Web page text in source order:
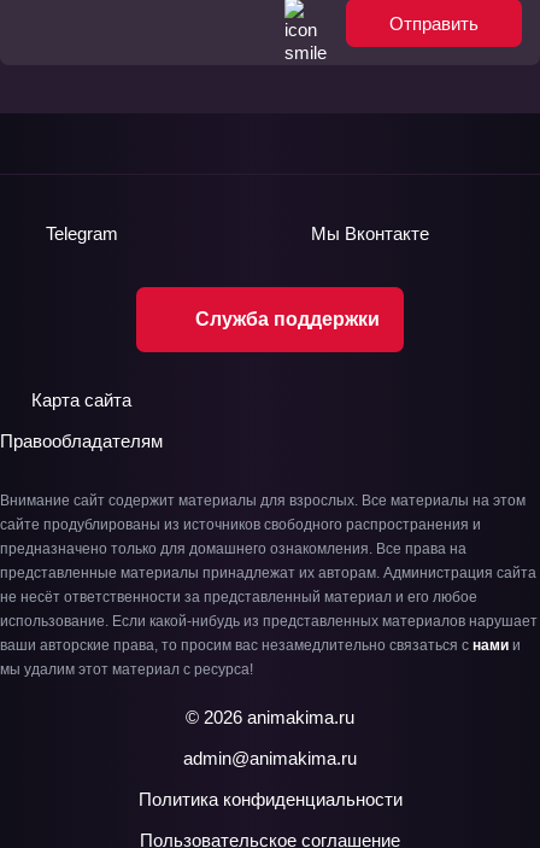
Отправить
Служба поддержки
Telegram Мы Вконтакте
Карта сайта
Правообладателям
Внимание сайт содержит материалы для взрослых. Все материалы на этом
сайте продублированы из источников свободного распространения и
предназначено только для домашнего ознакомления. Все права на
представленные материалы принадлежат их авторам. Администрация сайта
не несёт ответственности за представленный материал и его любое
использование. Если какой-нибудь из представленных материалов нарушает
ваши авторские права, то просим вас незамедлительно связаться с нами и
мы удалим этот материал с ресурса!
© 2026 animakima.ru
admin@animakima.ru
Политика конфиденциальности
Пользовательское соглашение